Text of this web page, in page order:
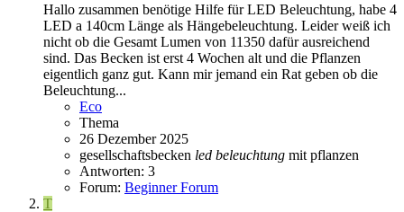
Hallo zusammen benötige Hilfe für LED Beleuchtung, habe 4
LED a 140cm Länge als Hängebeleuchtung. Leider weiß ich
nicht ob die Gesamt Lumen von 11350 dafür ausreichend
sind. Das Becken ist erst 4 Wochen alt und die Pflanzen
eigentlich ganz gut. Kann mir jemand ein Rat geben ob die
Beleuchtung...
Eco
Thema
26 Dezember 2025
gesellschaftsbecken led beleuchtung mit pflanzen
Antworten: 3
Forum: Beginner Forum
T